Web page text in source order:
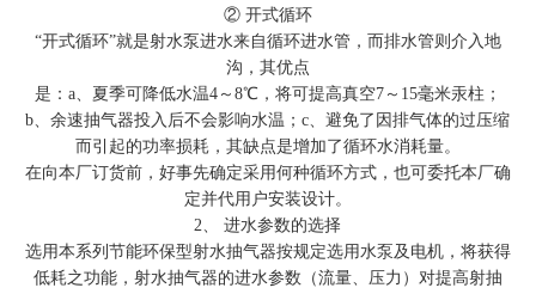
② 开式循环
“开式循环”就是射水泵进水来自循环进水管，而排水管则介入地
沟，其优点
是：a、夏季可降低水温4～8℃，将可提高真空7～15毫米汞柱；
b、余速抽气器投入后不会影响水温；c、避免了因排气体的过压缩
而引起的功率损耗，其缺点是增加了循环水消耗量。
在向本厂订货前，好事先确定采用何种循环方式，也可委托本厂确
定并代用户安装设计。
2、 进水参数的选择
选用本系列节能环保型射水抽气器按规定选用水泵及电机，将获得
低耗之功能，射水抽气器的进水参数（流量、压力）对提高射抽